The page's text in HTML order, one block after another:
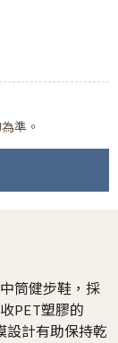
準。
筒健步鞋，採
PET塑膠的
計有助保持乾